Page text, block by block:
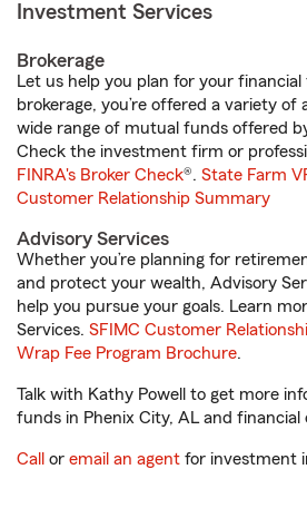
Investment Services
Brokerage
Let us help you plan for your
brokerage, you’re offered a variety
wide range of mutual funds offered
Check the investment firm or
FINRA's Broker Check®. State Farm
Customer Relationship Summary
Advisory Services
Whether you’re planning for
and protect your wealth, Advisory
help you pursue your goals. Learn
Services. SFIMC Customer
Wrap Fee Program Brochure.
Talk with Kathy Powell to get more
funds in Phenix City, AL and financial
Call or email an agent for investment